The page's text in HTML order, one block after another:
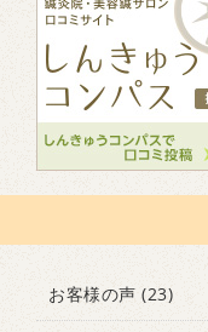
お客様の声 (23)